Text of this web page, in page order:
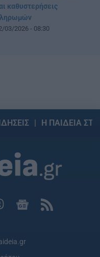
καθυστερήσεις
03/2026 - 08:30
Η ΠΑΙΔΕΙΑ